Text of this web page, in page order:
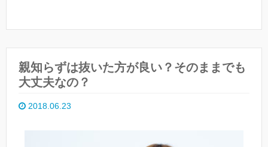
親知らずは抜いた方が良い？そのままでも
大丈夫なの？
2018.06.23